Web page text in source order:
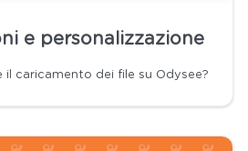
e personalizzazione
il caricamento dei file su Odysee?